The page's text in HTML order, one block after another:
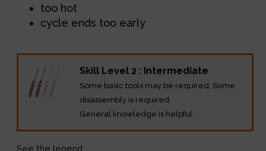
too hot
cycle ends too early
Skill Level 2 : Intermediate
Some basic tools may be required. Some
disassembly is required.
General knowledge is helpful.
See the legend